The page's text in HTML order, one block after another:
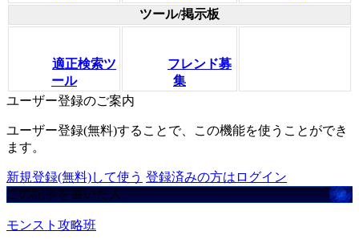
ツール/掲示板
適正検索ツ
ール
フレンド募
集
ユーザー登録のご案内
ユーザー登録(無料)することで、この機能を使うことができ
ます。
新規登録(無料)して使う 登録済みの方はログイン
この記事を書いた人
モンスト攻略班